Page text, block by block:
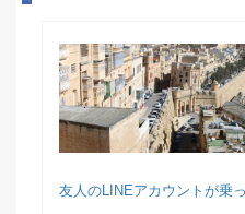
友人のLINEアカウントが乗